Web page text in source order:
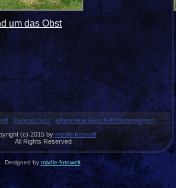
um das Obst
Datenschutz
allgemeine Geschäftsbedingungen
(c) 2015 by madle-fotowelt
All Rights Reserved
Designed by madle-fotowelt.